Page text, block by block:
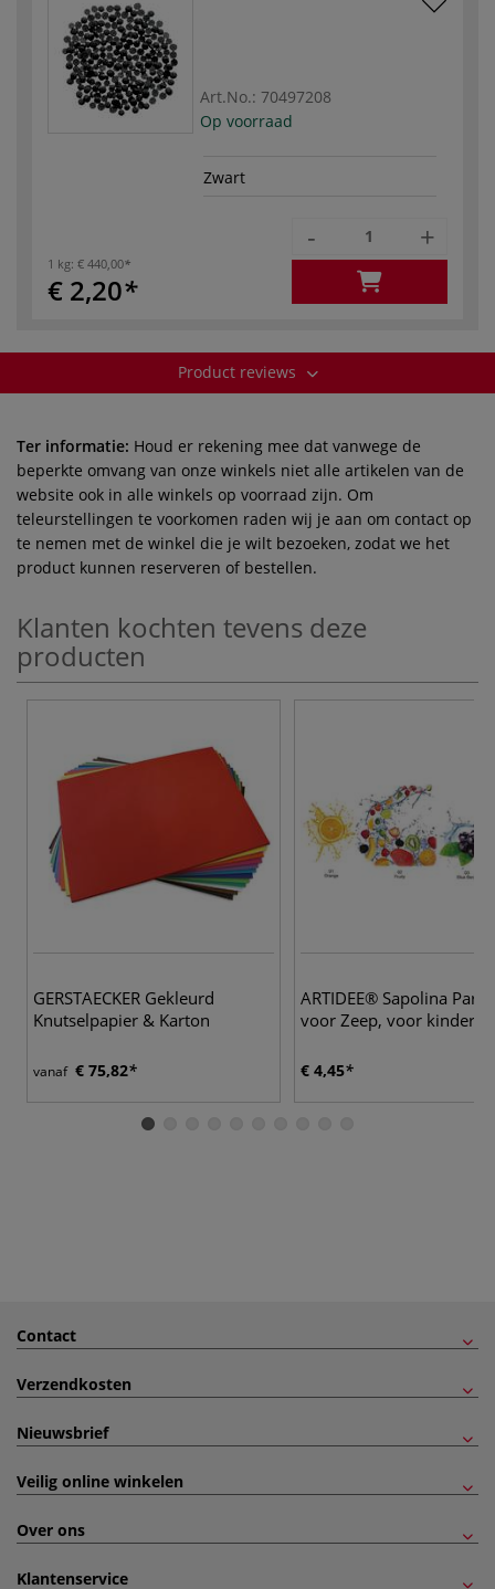
Art.No.: 70497208
Op voorraad
Zwart
1 kg: € 440,00
€ 2,20
- +
Product reviews
Ter informatie: Houd er rekening mee dat vanwege de
beperkte omvang van onze winkels niet alle artikelen van de
website ook in alle winkels op voorraad zijn. Om
teleurstellingen te voorkomen raden wij je aan om contact op
te nemen met de winkel die je wilt bezoeken, zodat we het
product kunnen reserveren of bestellen.
Klanten kochten tevens deze
producten
GERSTAECKER Gekleurd
Knutselpapier & Karton
vanaf € 75,82
ARTIDEE® Sapolina
voor Zeep, voor kinderen
€ 4,45
Contact
Verzendkosten
Nieuwsbrief
Veilig online winkelen
Over ons
Klantenservice